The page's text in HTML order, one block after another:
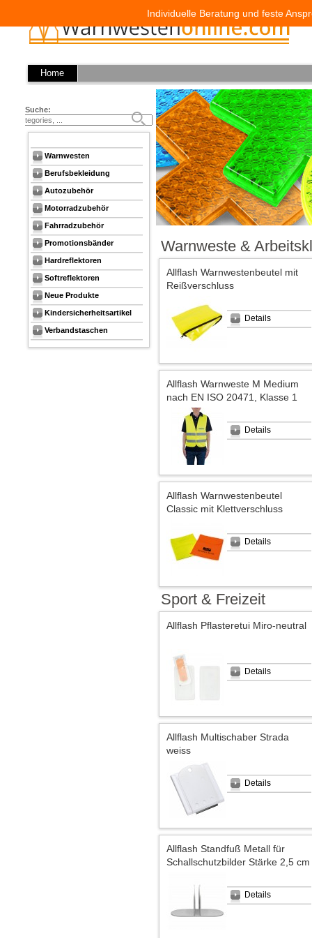
Individuelle Beratung und feste
Home
Warnweste &
Allflash Warnwestenbeutel mit
Reißverschluss
Details
Allflash Warnweste M Medium
nach EN ISO 20471, Klasse 1
Details
Allflash Warnwestenbeutel
Classic mit Klettverschluss
Details
Sport & Freizeit
Allflash Pflasteretui Miro-neutral
Details
Allflash Multischaber Strada
weiss
Details
Allflash Standfuß Metall für
Schallschutzbilder Stärke 2,5 cm
Details
Suche:
Warnwesten
Berufsbekleidung
Autozubehör
Motorradzubehör
Fahrradzubehör
Promotionsbänder
Hardreflektoren
Softreflektoren
Neue Produkte
Kindersicherheitsartikel
Verbandstaschen